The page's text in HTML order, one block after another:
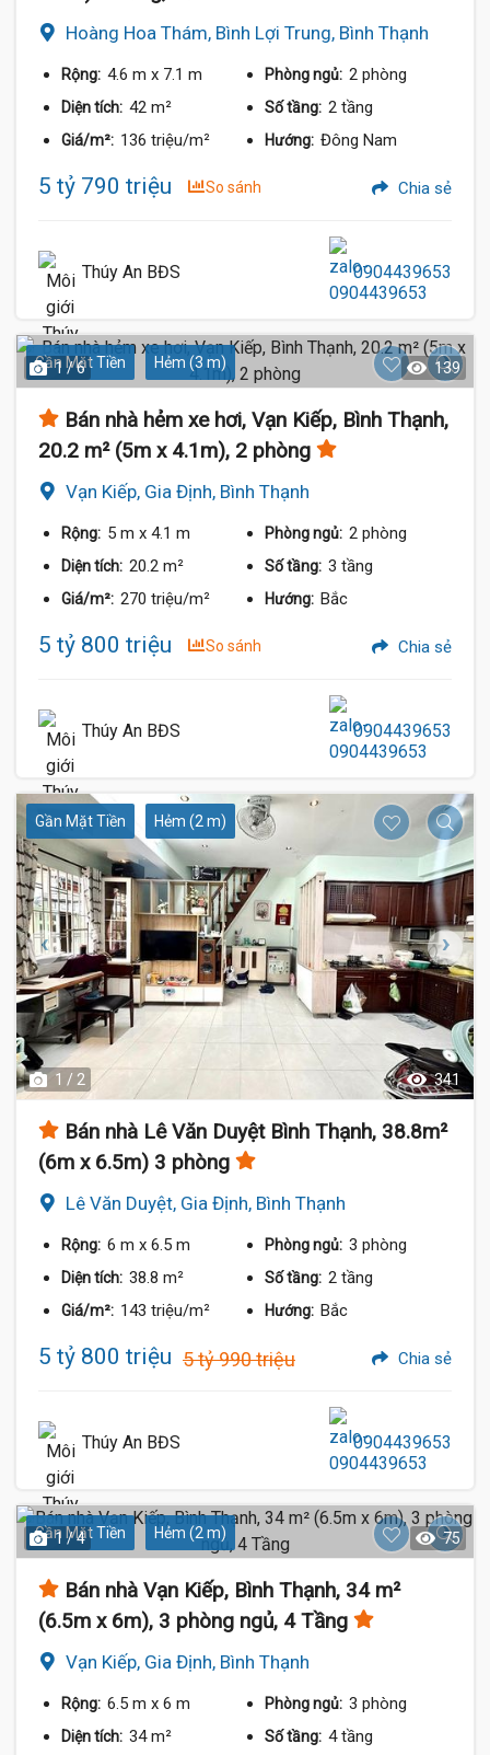
Hoàng Hoa Thám, Bình Lợi Trung, Bình Thạnh
Rộng: 4.6 m x 7.1 m Phòng ngủ: 2 phòng
Diện tích: 42 m² Số tầng: 2 tầng
Giá/m²: 136 triệu/m² Hướng: Đông Nam
5 tỷ 790 triệu So sánh Chia sẻ
Thúy An BĐS 0904439653
Gần Mặt Tiền Hẻm (3 m)
1 / 6 139
Bán nhà hẻm xe hơi, Vạn Kiếp, Bình Thạnh,
20.2 m² (5m x 4.1m), 2 phòng
Vạn Kiếp, Gia Định, Bình Thạnh
Rộng: 5 m x 4.1 m Phòng ngủ: 2 phòng
Diện tích: 20.2 m² Số tầng: 3 tầng
Giá/m²: 270 triệu/m² Hướng: Bắc
5 tỷ 800 triệu So sánh Chia sẻ
Thúy An BĐS 0904439653
Gần Mặt Tiền Hẻm (2 m)
1 / 2 341
Bán nhà Lê Văn Duyệt Bình Thạnh, 38.8m²
(6m x 6.5m) 3 phòng
Lê Văn Duyệt, Gia Định, Bình Thạnh
Rộng: 6 m x 6.5 m Phòng ngủ: 3 phòng
Diện tích: 38.8 m² Số tầng: 2 tầng
Giá/m²: 143 triệu/m² Hướng: Bắc
5 tỷ 800 triệu 5 tỷ 990 triệu Chia sẻ
Thúy An BĐS 0904439653
Gần Mặt Tiền Hẻm (2 m)
1 / 4 75
Bán nhà Vạn Kiếp, Bình Thạnh, 34 m²
(6.5m x 6m), 3 phòng ngủ, 4 Tầng
Vạn Kiếp, Gia Định, Bình Thạnh
Rộng: 6.5 m x 6 m Phòng ngủ: 3 phòng
Diện tích: 34 m² Số tầng: 4 tầng